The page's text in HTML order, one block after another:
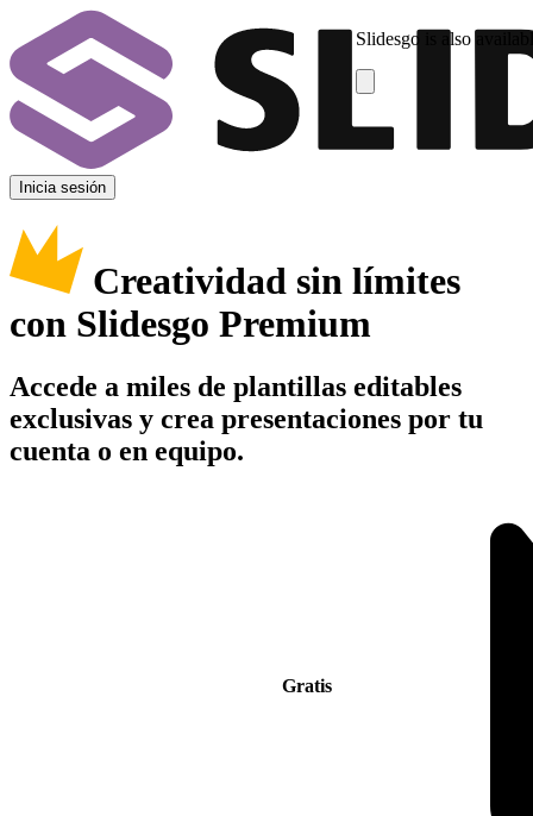
Slidesgo is also
Inicia sesión
Creatividad sin límites
con Slidesgo Premium
Accede a miles de plantillas editables
exclusivas y crea presentaciones por tu
cuenta o en equipo.
Gratis